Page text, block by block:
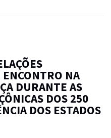
NA
DURANTE AS
DOS 250
DOS ESTADOS